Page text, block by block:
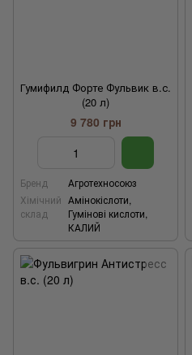
Гумифилд Форте Фульвик в.с.
(20 л)
9 780 грн
Бренд
Агротехносоюз
Хімічний
склад
Амінокіслоти,
Гумінові кислоти,
КАЛИЙ